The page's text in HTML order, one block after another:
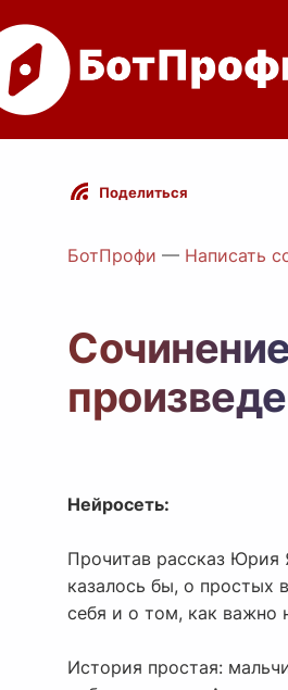
Поделиться
БотПрофи — Написать
Нейросеть:
Прочитав рассказ Юрия
казалось бы, о простых
себя и о том, как важно
История простая: